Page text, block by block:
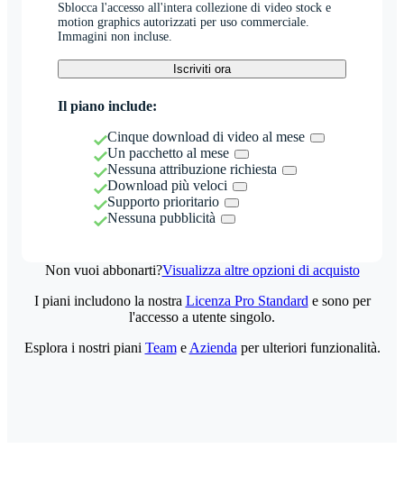
Sblocca l'accesso all'intera collezione di video stock e
motion graphics autorizzati per uso commerciale.
Immagini non incluse.
Iscriviti ora
Il piano include:
Cinque download di video al mese
Un pacchetto al mese
Nessuna attribuzione richiesta
Download più veloci
Supporto prioritario
Nessuna pubblicità
Non vuoi abbonarti?Visualizza altre opzioni di acquisto
I piani includono la nostra Licenza Pro Standard e sono per
l'accesso a utente singolo.
Esplora i nostri piani Teame Azienda per ulteriori funzionalità.